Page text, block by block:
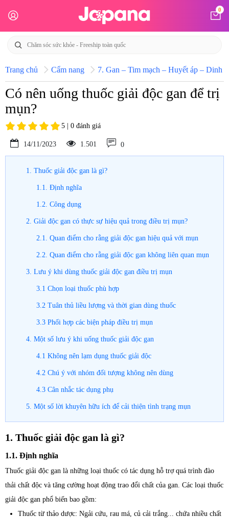
0
Trang chủ Cẩm nang 7. Gan – Tim mạch – Huyết áp – Dinh
Có nên uống thuốc giải độc gan để trị
mụn?
5 | 0 đánh giá
14/11/2023 1.501 0
1. Thuốc giải độc gan là gì?
1.1. Định nghĩa
1.2. Công dụng
2. Giải độc gan có thực sự hiệu quả trong điều trị mụn?
2.1. Quan điểm cho rằng giải độc gan hiệu quả với mụn
2.2. Quan điểm cho rằng giải độc gan không liên quan mụn
3. Lưu ý khi dùng thuốc giải độc gan điều trị mụn
3.1 Chọn loại thuốc phù hợp
3.2 Tuân thủ liều lượng và thời gian dùng thuốc
3.3 Phối hợp các biện pháp điều trị mụn
4. Một số lưu ý khi uống thuốc giải độc gan
4.1 Không nên lạm dụng thuốc giải độc
4.2 Chú ý với nhóm đối tượng không nên dùng
4.3 Cân nhắc tác dụng phụ
5. Một số lời khuyên hữu ích để cải thiện tình trạng mụn
1. Thuốc giải độc gan là gì?
1.1. Định nghĩa
Thuốc giải độc gan là những loại thuốc có tác dụng hỗ trợ quá trình đào
thải chất độc và tăng cường hoạt động trao đổi chất của gan. Các loại thuốc
giải độc gan phổ biến bao gồm:
Thuốc từ thảo dược: Ngải cứu, rau má, củ cải trắng... chứa nhiều chất